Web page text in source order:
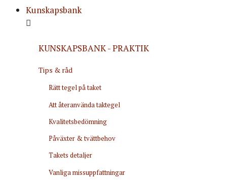
Kunskapsbank
KUNSKAPSBANK - PRAKTIK
Tips & råd
Rätt tegel på taket
Att återanvända taktegel
Kvalitetsbedömning
Påväxter & tvättbehov
Takets detaljer
Vanliga missuppfattningar